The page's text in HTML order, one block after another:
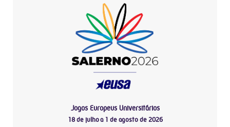
Jogos Europeus Universitários
18 de julho a 1 de agosto de 2026